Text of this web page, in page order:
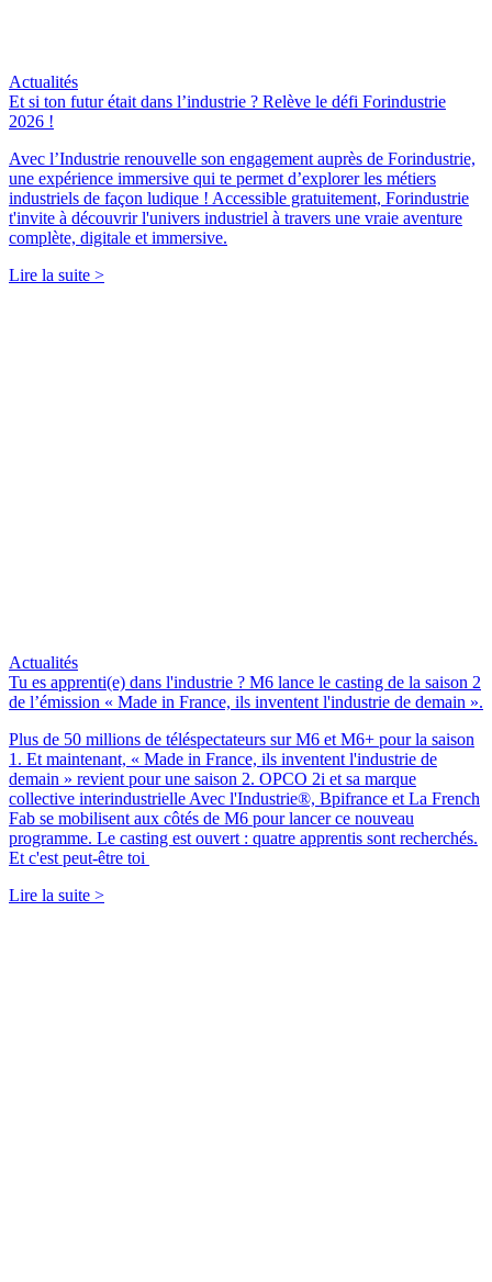
Actualités
Et si ton futur était dans l’industrie ? Relève le défi Forindustrie
2026 !
Avec l’Industrie renouvelle son engagement auprès de Forindustrie,
une expérience immersive qui te permet d’explorer les métiers
industriels de façon ludique ! Accessible gratuitement, Forindustrie
t'invite à découvrir l'univers industriel à travers une vraie aventure
complète, digitale et immersive.
Lire la suite >
Actualités
Tu es apprenti(e) dans l'industrie ? M6 lance le casting de la saison 2
de l’émission « Made in France, ils inventent l'industrie de demain ».
Plus de 50 millions de téléspectateurs sur M6 et M6+ pour la saison
1. Et maintenant, « Made in France, ils inventent l'industrie de
demain » revient pour une saison 2. OPCO 2i et sa marque
collective interindustrielle Avec l'Industrie®, Bpifrance et La French
Fab se mobilisent aux côtés de M6 pour lancer ce nouveau
programme. Le casting est ouvert : quatre apprentis sont recherchés.
Et c'est peut-être toi
Lire la suite >